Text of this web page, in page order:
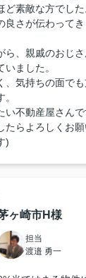
ど素敵な方でし
さが伝わってき
ら、親戚のおじ
ました。
、気持ちの面で
不動産屋さんで
たらよろしくお
)
ヶ崎市H様
担当
渡邉 勇一